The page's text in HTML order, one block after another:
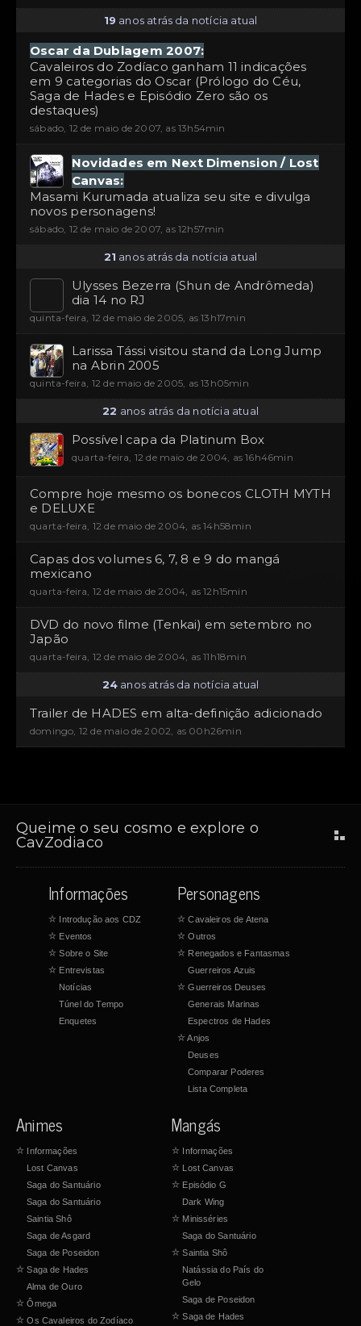
19 anos atrás da notícia atual
Oscar da Dublagem 2007:
Cavaleiros do Zodíaco ganham 11 indicações
em 9 categorias do Oscar (Prólogo do Céu,
Saga de Hades e Episódio Zero são os
destaques)
sábado, 12 de maio de 2007, as 13h54min
Novidades em Next Dimension / Lost
Canvas:
Masami Kurumada atualiza seu site e divulga
novos personagens!
sábado, 12 de maio de 2007, as 12h57min
21 anos atrás da notícia atual
Ulysses Bezerra (Shun de Andrômeda)
dia 14 no RJ
quinta-feira, 12 de maio de 2005, as 13h17min
Larissa Tássi visitou stand da Long Jump
na Abrin 2005
quinta-feira, 12 de maio de 2005, as 13h05min
22 anos atrás da notícia atual
Possível capa da Platinum Box
quarta-feira, 12 de maio de 2004, as 16h46min
Compre hoje mesmo os bonecos CLOTH MYTH
e DELUXE
quarta-feira, 12 de maio de 2004, as 14h58min
Capas dos volumes 6, 7, 8 e 9 do mangá
mexicano
quarta-feira, 12 de maio de 2004, as 12h15min
DVD do novo filme (Tenkai) em setembro no
Japão
quarta-feira, 12 de maio de 2004, as 11h18min
24anos atrás da notícia atual
Trailer de HADES em alta-definição adicionado
domingo, 12 de maio de 2002, as 00h26min
Queime o seu cosmo e explore o
CavZodiaco
Informações
☆ Introdução aos CDZ
☆ Eventos
☆ Sobre o Site
☆ Entrevistas
Notícias
Túnel do Tempo
Enquetes
Personagens
☆ Cavaleiros de Atena
☆ Outros
☆ Renegados e Fantasmas
Guerreiros Azuis
☆ Guerreiros Deuses
Generais Marinas
Espectros de Hades
☆Anjos
Deuses
Comparar Poderes
Lista Completa
Animes
☆ Informações
Lost Canvas
Saga do Santuário
Saga do Santuário
Saintia Shô
Saga de Asgard
Saga de Poseidon
☆ Saga de Hades
Alma de Ouro
☆ Ômega
☆ Os Cavaleiros do Zodíaco
Mangás
☆ Informações
☆ Lost Canvas
☆ Episódio G
Dark Wing
☆ Minisséries
Saga do Santuário
☆ Saintia Shô
Natássia do País do
Gelo
Saga de Poseidon
☆ Saga de Hades